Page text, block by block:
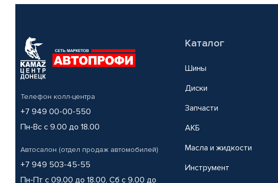
Телефон колл-центра
+7 949 00-00-550
Пн-Вс с 9.00 до 18.00
Автосалон (отдел продаж автомобилей)
+7 949 503-45-55
Пн-Пт с 09.00 до 18.00, Сб с 9.00 до
Каталог
Шины
Диски
Запчасти
АКБ
Масла и жидкости
Инструмент